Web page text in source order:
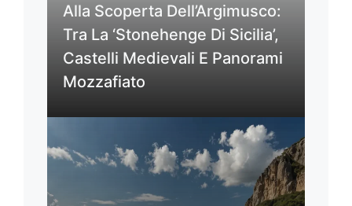
Alla Scoperta Dell’Argimusco:
Tra La ‘Stonehenge Di Sicilia’,
Castelli Medievali E Panorami
Mozzafiato